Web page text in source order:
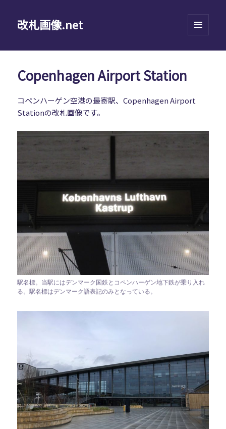
改札画像.net
ーとウ
Copenhagen Airport Station
コペンハーゲン空港の最寄駅、Copenhagen Airport
Stationの改札画像です。
駅名標。当駅にはデンマーク国鉄とコペンハーゲン地下鉄が乗り入れ
る。駅名標はデンマーク語表記のみとなっている。